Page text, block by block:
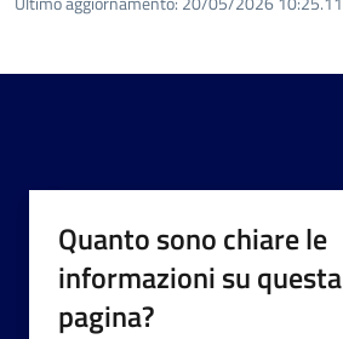
Quanto sono chiare le
informazioni su questa
pagina?